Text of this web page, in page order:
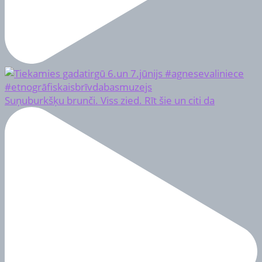
Suņuburkšķu brunči. Viss zied. Rīt šie un citi da